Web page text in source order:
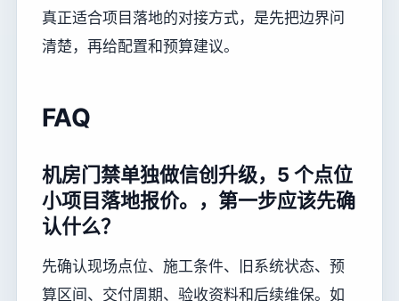
真正适合项目落地的对接方式，是先把边界问
清楚，再给配置和预算建议。
FAQ
机房门禁单独做信创升级，5 个点位
小项目落地报价。，第一步应该先确
认什么？
先确认现场点位、施工条件、旧系统状态、预
算区间、交付周期、验收资料和后续维保。如